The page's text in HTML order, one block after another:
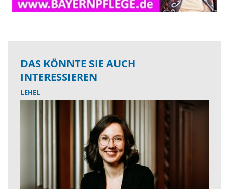
DAS KÖNNTE SIE AUCH
INTERESSIEREN
LEHEL